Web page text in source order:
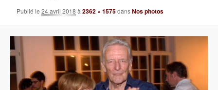
Publié le24 avril 2018 à2362 × 1575dansNos photos